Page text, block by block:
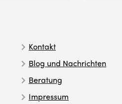
Kontakt
Blog und Nachrichten
Beratung
Impressum